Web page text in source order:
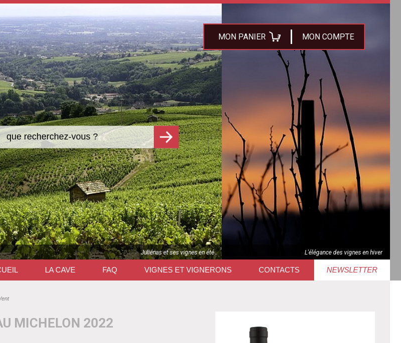
MON PANIER MON COMPTE
Juliénas et ses vignes en été L'élégance des vignes en hiver
LA CAVE FAQ VIGNES ET VIGNERONS CONTACTS NEWSLETTER
MICHELON 2022